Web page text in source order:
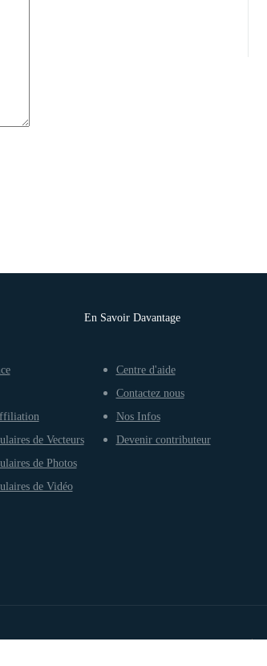
de Vecteurs
de Photos
de Vidéo
En Savoir Davantage
Centre d'aide
Contactez nous
Nos Infos
Devenir contributeur